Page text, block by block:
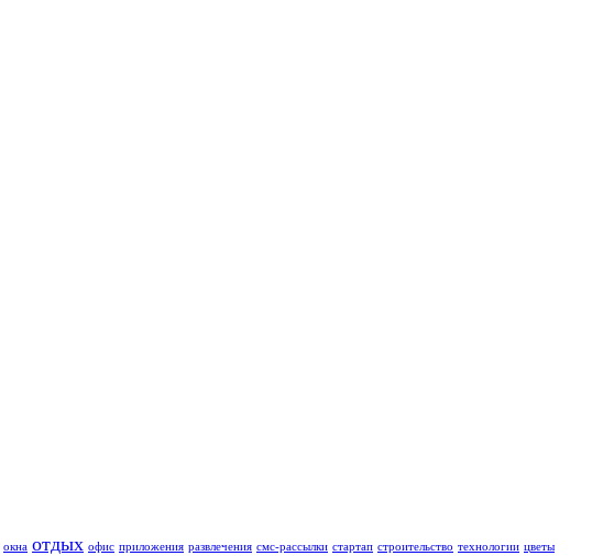
окна отдых офис приложения развлечения смс-рассылки стартап строительство технологии цветы